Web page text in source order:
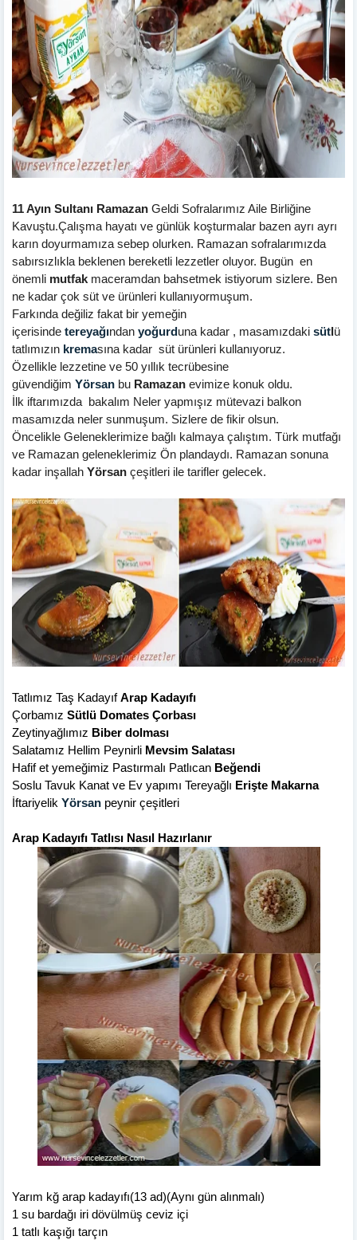
11 Ayın Sultanı Ramazan Geldi Sofralarımız Aile Birliğine
Kavuştu.Çalışma hayatı ve günlük koşturmalar bazen ayrı ayrı
karın doyurmamıza sebep olurken. Ramazan sofralarımızda
sabırsızlıkla beklenen bereketli lezzetler oluyor. Bugün en
önemli mutfak maceramdan bahsetmek istiyorum sizlere. Ben
ne kadar çok süt ve ürünleri kullanıyormuşum.
Farkında değiliz fakat bir yemeğin
içerisinde tereyağından yoğurduna kadar , masamızdaki sütlü
tatlımızın kremasına kadar süt ürünleri kullanıyoruz.
Özellikle lezzetine ve 50 yıllık tecrübesine
güvendiğim Yörsan bu Ramazan evimize konuk oldu.
İlk iftarımızda bakalım Neler yapmışız mütevazi balkon
masamızda neler sunmuşum. Sizlere de fikir olsun.
Öncelikle Geleneklerimize bağlı kalmaya çalıştım. Türk mutfağı
ve Ramazan geleneklerimiz Ön plandaydı. Ramazan sonuna
kadar inşallah Yörsan çeşitleri ile tarifler gelecek.
Tatlımız Taş KadayıfArap Kadayıfı
Çorbamız Sütlü Domates Çorbası
Zeytinyağlımız Biber dolması
Salatamız Hellim Peynirli Mevsim Salatası
Hafif et yemeğimiz Pastırmalı Patlıcan Beğendi
Soslu Tavuk Kanat ve Ev yapımı Tereyağlı Erişte Makarna
İftariyelik Yörsan peynir çeşitleri
Arap Kadayıfı Tatlısı Nasıl Hazırlanır
Yarım kğ arap kadayıfı(13 ad)(Aynı gün alınmalı)
1 su bardağı iri dövülmüş ceviz içi
1 tatlı kaşığı tarçın